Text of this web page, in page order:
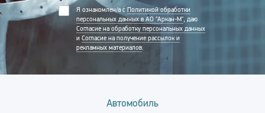
Я ознакомлен/а с Политикой обработки
персональных данных в АО "Аркан-М", даю
Согласие на обработку персональных данных
и Согласие на получение рассылок и
рекламных материалов.
Автомобиль